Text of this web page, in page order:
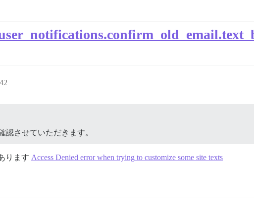
認させていただきます。
ります Access Denied error when trying to customize some site texts